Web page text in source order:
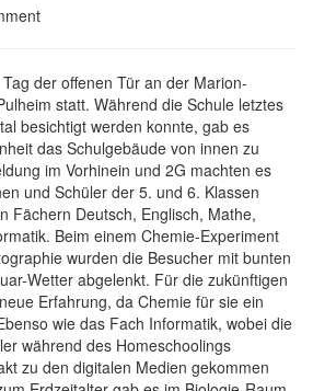
der offenen Tür an der Marion-
statt. Während die Schule letztes
besichtigt werden konnte, gab es
das Schulgebäude von innen zu
im Vorhinein und 2G machten es
und Schüler der 5. und 6. Klassen
Fächern Deutsch, Englisch, Mathe,
Beim einem Chemie-Experiment
wurden die Besucher mit bunten
Wetter abgelenkt. Für die zukünftigen
Erfahrung, da Chemie für sie ein
wie das Fach Informatik, wobei die
während des Homeschoolings
zu den digitalen Medien gekommen